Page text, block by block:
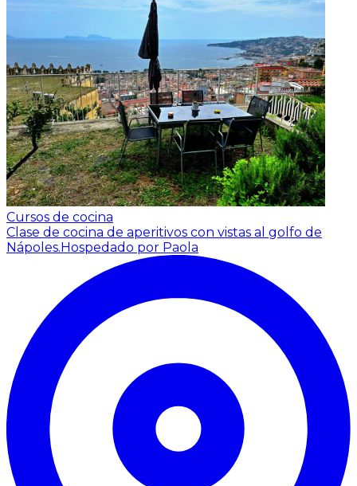
Cursos de cocina
Clase de cocina de aperitivos con vistas al golfo de
Nápoles.Hospedado por Paola